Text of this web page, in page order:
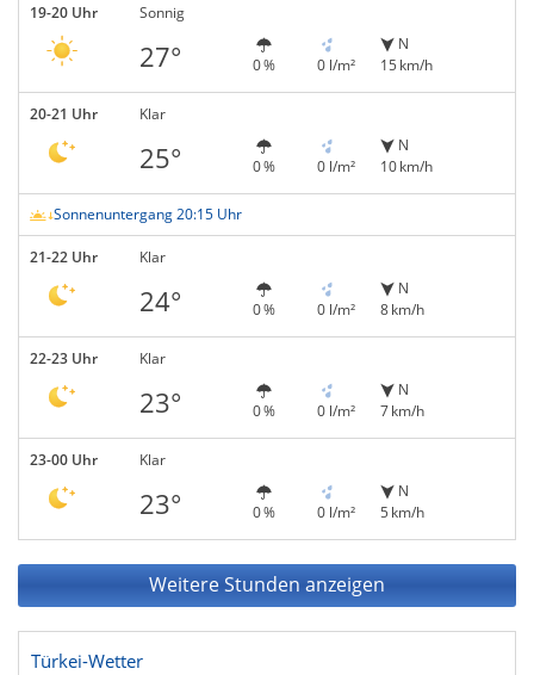
19-20 Uhr Sonnig
27° 0 % 0 l/m²
N
15 km/h
20-21 Uhr Klar
25° 0 % 0 l/m²
N
10 km/h
Sonnenuntergang 20:15 Uhr
21-22 Uhr Klar
24° 0 % 0 l/m²
N
8 km/h
22-23 Uhr Klar
23° 0 % 0 l/m²
N
7 km/h
23-00 Uhr Klar
23° 0 % 0 l/m²
N
5 km/h
Weitere Stunden anzeigen
Türkei-Wetter